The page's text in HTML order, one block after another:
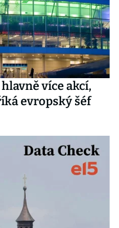
více akcí,
evropský šéf